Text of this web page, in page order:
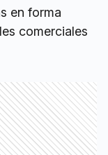
en forma
comerciales